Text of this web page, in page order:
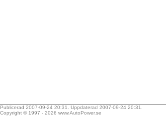
Publicerad 2007-09-24 20:31. Uppdaterad 2007-09-24 20:31.
Copyright © 1997 - 2026 www.AutoPower.se